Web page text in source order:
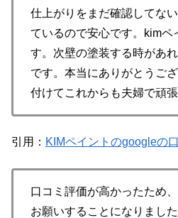
仕上がりをまだ確認してな
ているので安心です。kimペ
す。次壁の塗装する時があ
です。本当にありがとうご
付けてこれからも夫婦で頑
引用： KIMペイントのgoogleの
口コミ評価が高かったため
お願いすることになりまし